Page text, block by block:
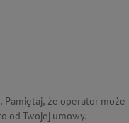
Pamiętaj, że operator może
od Twojej umowy.